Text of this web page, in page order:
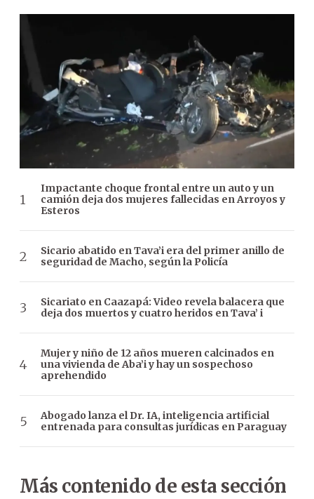
Impactante choque frontal entre un auto y un
camión deja dos mujeres fallecidas en Arroyos y
Esteros
Sicario abatido en Tava’i era del primer anillo de
seguridad de Macho, según la Policía
Sicariato en Caazapá: Video revela balacera que
deja dos muertos y cuatro heridos en Tava’ i
Mujer y niño de 12 años mueren calcinados en
una vivienda de Aba’i y hay un sospechoso
aprehendido
Abogado lanza el Dr. IA, inteligencia artificial
entrenada para consultas jurídicas en Paraguay
Más contenido de esta sección